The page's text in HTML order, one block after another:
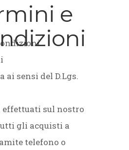
e
sensi del D.Lgs.
effettuati sul nostro
gli acquisti a
telefono o